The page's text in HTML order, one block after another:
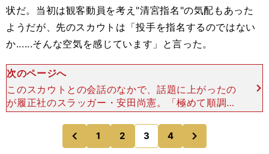
状だ。当初は観客動員を考え"清宮指名"の気配 もあった
ようだが、先のスカウトは「投手を指名するのではない
か......そんな空気を感じています」と言った。
次のページへ
このスカウトとの会話のなかで、話題に上がったの
が履正社のスラッガー・安田尚憲。「極めて順調に
成長していて、人間的にもしっかりしている。た
だ、あくまで私の見方では、安田のバッティングを
Ａランクとするな
前
のページへ
1 2 3 4
のページへ